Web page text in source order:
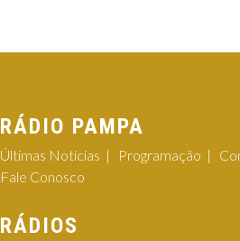
RÁDIO PAMPA
Últimas Notícias Programação
Fale Conosco
RÁDIOS